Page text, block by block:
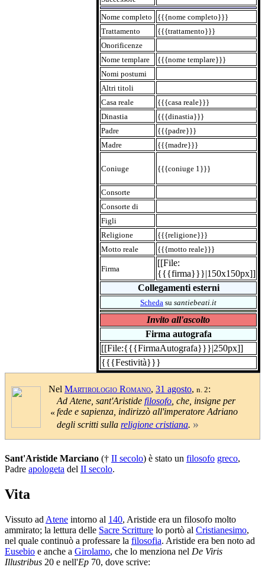
Nome completo
{{{nome completo}}}
Trattamento
{{{trattamento}}}
Onorificenze
Nome templare
{{{nome templare}}}
Nomi postumi
Altri titoli
Casa reale
{{{casa reale}}}
Dinastia
{{{dinastia}}}
Padre
{{{padre}}}
Madre
{{{madre}}}
Coniuge {{{coniuge 1}}}
Consorte
Consorte di
Figli
Religione
{{{religione}}}
Motto reale
{{{motto reale}}}
Firma
[[File:
{{{firma}}}|150x150px]]
Collegamenti esterni
Scheda su santiebeati.it
Invito all'ascolto
Firma autografa
[[File:{{{FirmaAutografa}}}|250px]]
{{{Festività}}}
Nel Martirologio Romano, 31 agosto, n. 2:
«
Ad Atene, sant'Aristide filosofo , che, insigne per
fede e sapienza, indirizzò all'imperatore Adriano
degli scritti sulla religione cristiana. »
Sant'Aristide Marciano († II secolo) è stato un filosofo greco,
Padre apologeta del II secolo.
Vita
Vissuto ad Atene intorno al 140, Aristide era un filosofo molto
ammirato; la lettura delle Sacre Scritture lo portò al Cristianesimo,
nel quale continuò a professare la filosofia. Aristide era ben noto ad
Eusebio e anche a Girolamo, che lo menziona nel De Viris
Illustribus 20 e nell'Ep 70, dove scrive: